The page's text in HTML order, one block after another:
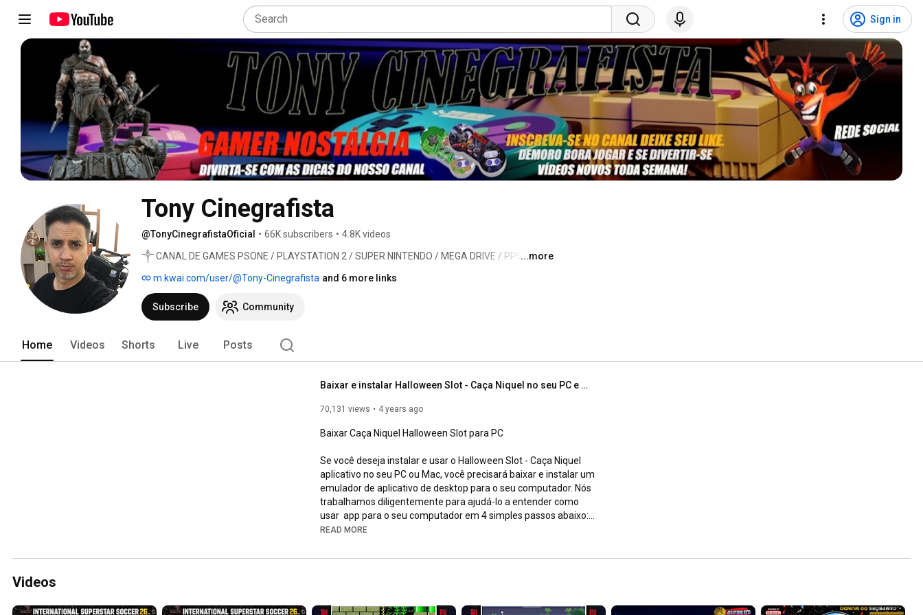
Sign in
Tony Cinegrafista
@TonyCinegrafistaOficial • 66K subscribers • 4.8K videos
༒ CANAL DE GAMES PSONE / PLAYSTATION 2 / SUPER NINTENDO / MEGA DRIVE / PPSSPP /
...more
m.kwai.com/user/@Tony-Cinegrafista and 6 more links
Subscribe Community
Home Videos Shorts Live Posts
Baixar e instalar Halloween Slot - Caça Niquel no seu PC e Mac
70,131 views 4 years ago
Baixar Caça Niquel Halloween Slot para PC
Se você deseja instalar e usar o Halloween Slot - Caça Niquel
aplicativo no seu PC ou Mac, você precisará baixar e instalar um
emulador de aplicativo de desktop para o seu computador. Nós
trabalhamos diligentemente para ajudá-lo a entender como
usar  app para o seu computador em 4 simples passos abaixo:
Nox App  . A maioria dos tutoriais na web recomenda o
READ MORE
Videos